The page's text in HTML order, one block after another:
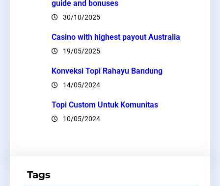
guide and bonuses
30/10/2025
Casino with highest payout Australia
19/05/2025
Konveksi Topi Rahayu Bandung
14/05/2024
Topi Custom Untuk Komunitas
10/05/2024
Tags